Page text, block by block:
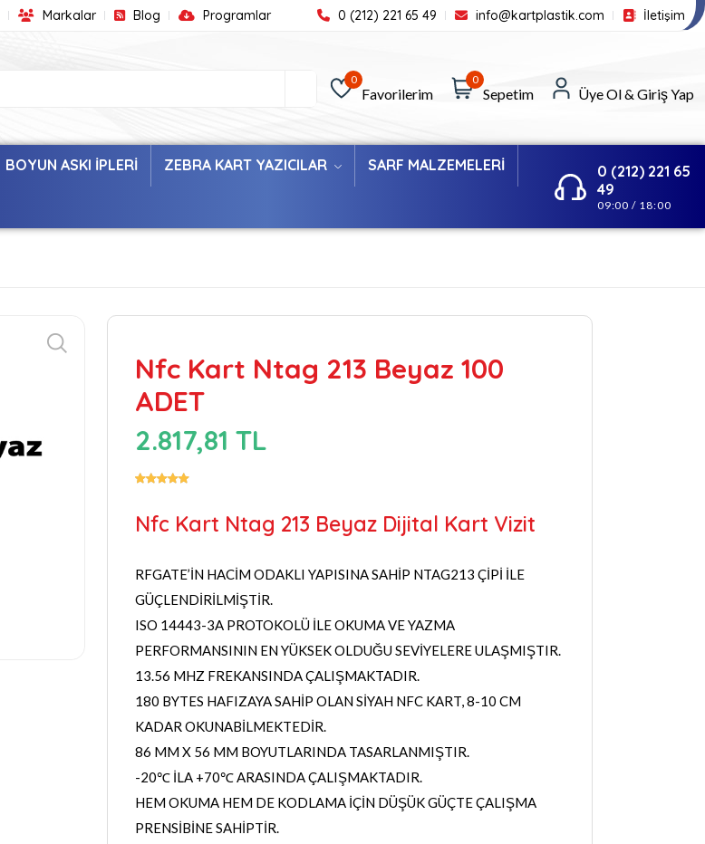
Markalar Blog Programlar 0 (212) 221 65 49 info@kartplastik.com İletişim
0
Favorilerim
0
Sepetim Üye Ol & Giriş Yap
BOYUN ASKI İPLERİ ZEBRA KART YAZICILAR SARF MALZEMELERİ
0 (212) 221 65
49
09:00 / 18:00
Nfc Kart Ntag 213 Beyaz 100
ADET
2.817,81 TL
Nfc Kart Ntag 213 Beyaz Dijital Kart Vizit
RFGATE’İN HACİM ODAKLI YAPISINA SAHİP NTAG213 ÇİPİ İLE
GÜÇLENDİRİLMİŞTİR.
ISO 14443-3A PROTOKOLÜ İLE OKUMA VE YAZMA
PERFORMANSININ EN YÜKSEK OLDUĞU SEVİYELERE ULAŞMIŞTIR.
13.56 MHZ FREKANSINDA ÇALIŞMAKTADIR.
180 BYTES HAFIZAYA SAHİP OLAN SİYAH NFC KART, 8-10 CM
KADAR OKUNABİLMEKTEDİR.
86 MM X 56 MM BOYUTLARINDA TASARLANMIŞTIR.
-20℃ İLA +70℃ ARASINDA ÇALIŞMAKTADIR.
HEM OKUMA HEM DE KODLAMA İÇİN DÜŞÜK GÜÇTE ÇALIŞMA
PRENSİBİNE SAHİPTİR.